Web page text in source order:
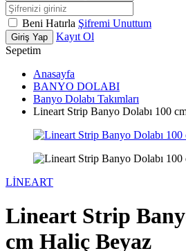
Beni Hatırla Şifremi Unuttum
Giriş Yap
Kayıt Ol
Sepetim
Anasayfa
BANYO DOLABI
Banyo Dolabı Takımları
Lineart Strip Banyo Dolabı 100
LİNEART
Lineart Strip
cm Haliç Beyaz